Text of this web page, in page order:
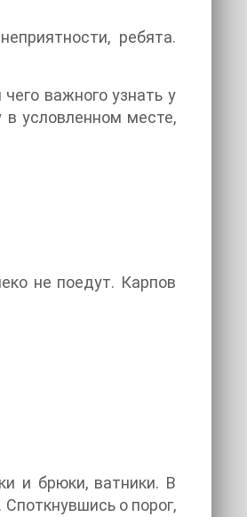
ребята.
важного узнать у
условленном месте,
не поедут. Карпов
и брюки, ватники. В
о порог,